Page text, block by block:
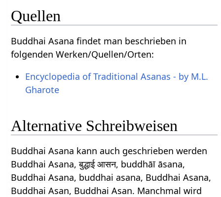
Quellen
Buddhai Asana findet man beschrieben in
folgenden Werken/Quellen/Orten:
Encyclopedia of Traditional Asanas - by M.L.
Gharote
Alternative Schreibweisen
Buddhai Asana kann auch geschrieben werden
Buddhai Asana, बुद्धाई आसन, buddhāī āsana,
Buddhai Asana, buddhai asana, Buddhai Asana,
Buddhai Asan, Buddhai Asan. Manchmal wird